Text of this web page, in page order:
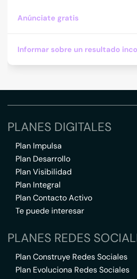
Anúnciate gratis
Informar sobre un resultado
PLANES DIGITALES
Plan Impulsa
Plan Desarrollo
Plan Visibilidad
Plan Integral
Plan Contacto Activo
Te puede interesar
PLANES REDES
Plan Construye Redes Sociales
Plan Evoluciona Redes Sociales